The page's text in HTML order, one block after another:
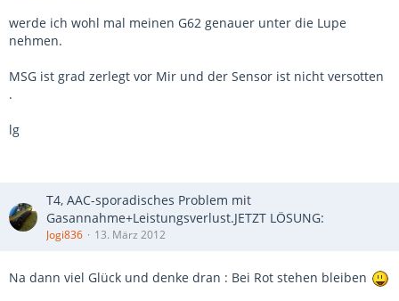
werde ich wohl mal meinen G62 genauer unter die Lupe
nehmen.
MSG ist grad zerlegt vor Mir und der Sensor ist nicht versotten
.
lg
T4, AAC-sporadisches Problem mit
Gasannahme+Leistungsverlust.JETZT LÖSUNG:
Jogi836 13. März 2012
Na dann viel Glück und denke dran : Bei Rot stehen bleiben